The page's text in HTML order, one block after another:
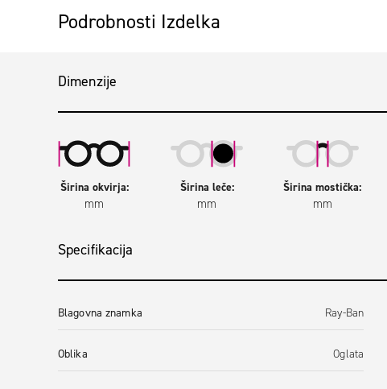
Podrobnosti Izdelka
Dimenzije
Širina okvirja:
mm
Širina leče:
mm
Širina mostička:
mm
Specifikacija
Blagovna znamka Ray-Ban
Oblika Oglata